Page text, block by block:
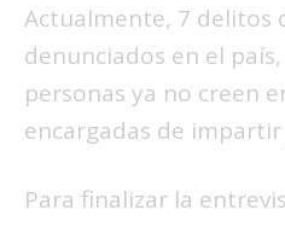
Actualmente, 7 delitos
denunciados en el
personas ya no creen
encargadas de
Para finalizar la